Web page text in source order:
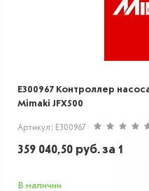
E300967 Контроллер
Mimaki JFX500
Артикул: E300967
359 040,50 руб.за 1
В наличии